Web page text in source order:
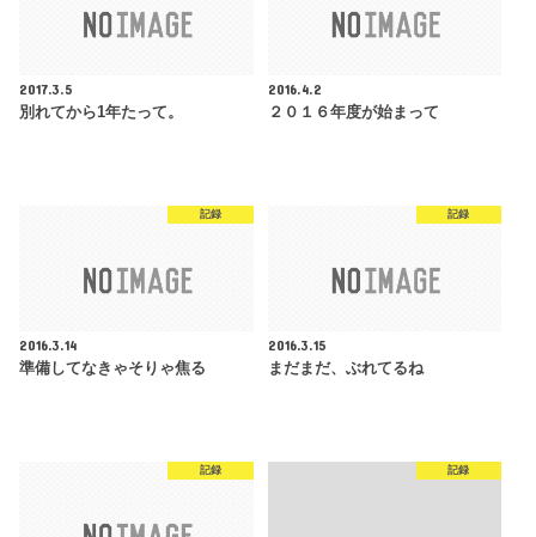
2017.3.5
別れてから1年たって。
2016.4.2
２０１６年度が始まって
記録
2016.3.14
準備してなきゃそりゃ焦る
記録
2016.3.15
まだまだ、ぶれてるね
記録 記録